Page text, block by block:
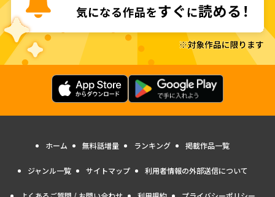
ホーム 無料話増量 ランキング 掲載作品一覧
ジャンル一覧 サイトマップ 利用者情報の外部送信について